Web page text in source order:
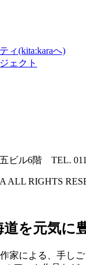
ィ(kita:karaへ)
ェクト
ビル6階 TEL.
ALL RIGHTS
道を元気に
家による、手し